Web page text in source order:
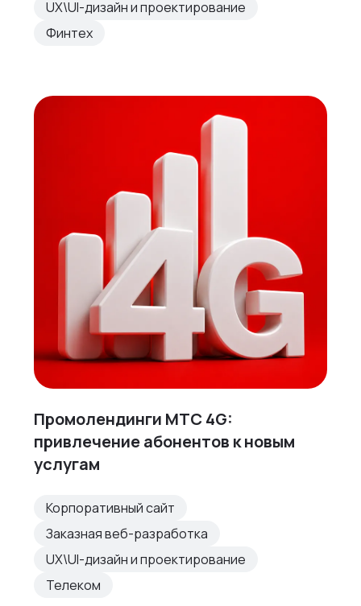
UX\UI-дизайн и проектирование
Финтех
Промолендинги МТС 4G:
привлечение абонентов к новым
услугам
Корпоративный сайт
Заказная веб-разработка
UX\UI-дизайн и проектирование
Телеком